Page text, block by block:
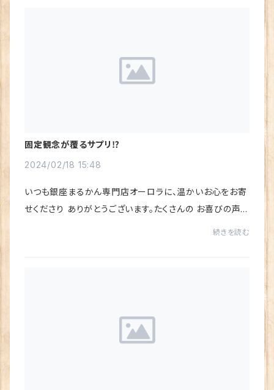
固定観念が覆るサプリ⁉
2024/02/18 15:48
いつも銀座まるかん専門店オーロラに、温かいお心をお寄
せくださり ありがとうございます。たくさんの お喜びの声を
続きを読む